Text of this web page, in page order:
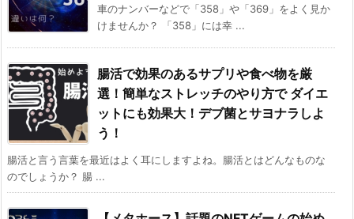
車のナンバーなどで「358」や「369」をよく見か
けませんか？ 「358」には幸 ...
腸活で効果のあるサプリや食べ物を厳
選！簡単なストレッチのやり方で ダイエ
ットにも効果大！デブ菌とサヨナラしよ
う！
腸活と言う言葉を最近はよく耳にしますよね。腸活とはどんなものな
のでしょうか？ 腸 ...